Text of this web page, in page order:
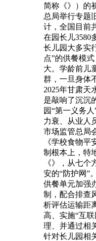
简称《》）的
总局举行专题
计，全国目前
在园长儿3580
长儿园大多实
点”的供餐模
大。学龄前儿
群，一旦身体
2025年甘肃天
是敲响了沉
园“第一义务
力衰、从业人
市场监管总局
《学校食物平
制根本上，特
《》，从七
安的“防护网”
供餐单元加强
制，配合排查
析评估运输距
高、实施“互
理、并通过相
针对长儿园相